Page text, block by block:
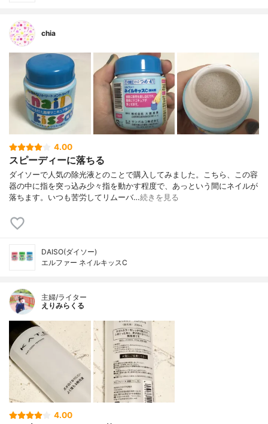
chia
4.00
スピーディーに落ちる
ダイソーで人気の除光液とのことで購入してみました。こちら、この容
器の中に指を突っ込み少々指を動かす程度で、あっという間にネイルが
落ちます。いつも苦労してリムーバ…続きを見る
DAISO(ダイソー)
エルファー ネイルキッスC
主婦/ライター
えりみらくる
4.00